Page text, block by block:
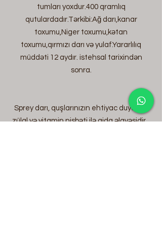
tumları yoxdur.400 qramlıq
qutulardadır.Tərkibi:Ağ darı,kanar
toxumu,Niger toxumu,kətan
toxumu,qırmızı darı və yulaf.Yararlılıq
müddəti 12 aydır. istehsal tarixindən
sonra.
Sprey darı, quşlarınızın ehtiyac duyduğu
zülal və vitamin nisbəti ilə qida əlavəsidir.